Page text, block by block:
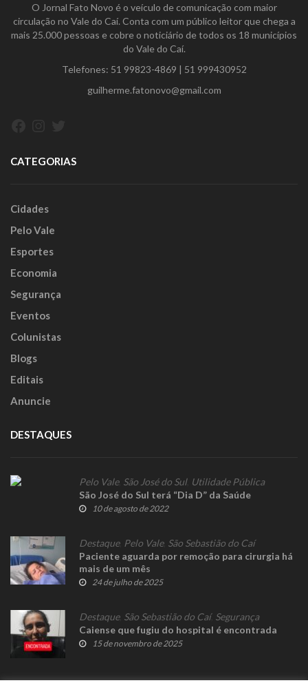
O Jornal Fato Novo é o veículo de comunicação com maior
circulação no Vale do Caí. Conta com um público leitor que chega a
mais 25.000 pessoas e cobre o noticiário de todos os 18 municípios
do Vale do Caí.
Telefones: 51 99823-4869 | 51 999430952
guilherme.fatonovo@gmail.com
CATEGORIAS
Cidades
Pelo Vale
Esportes
Economia
Segurança
Eventos
Colunistas
Blogs
Editais
Anuncie
DESTAQUES
Pelo Vale, São José do Sul, Utilidade Pública
São José do Sul terá “Dia D” da Saúde
10 de agosto de 2022
Destaque, Pelo Vale, São Sebastião do Caí
Paciente aguarda por remoção para cirurgia há
mais de um mês
24 de julho de 2025
Destaque, São Sebastião do Caí, Segurança
Caiense que fugiu do hospital é encontrada
15 de novembro de 2025